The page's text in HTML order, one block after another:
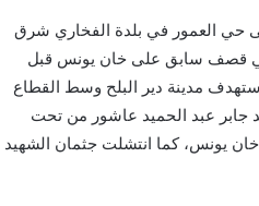
حي العمور في بلدة الفخاري شرق
في قصف سابق على خان يونس قبل
مدينة دير البلح وسط القطاع
جابر عبد الحميد عاشور من تحت
خان يونس، كما انتشلت جثمان الشهيد